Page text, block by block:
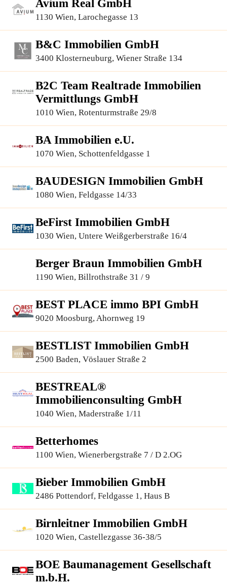
Avium Real GmbH
1130 Wien, Larochegasse 13
B&C Immobilien GmbH
3400 Klosterneuburg, Wiener Straße 134
B2C Team Realtrade Immobilien
Vermittlungs GmbH
1010 Wien, Rotenturmstraße 29/8
BA Immobilien e.U.
1070 Wien, Schottenfeldgasse 1
BAUDESIGN Immobilien GmbH
1080 Wien, Feldgasse 14/33
BeFirst Immobilien GmbH
1030 Wien, Untere Weißgerberstraße 16/4
Berger Braun Immobilien GmbH
1190 Wien, Billrothstraße 31 / 9
BEST PLACE immo BPI GmbH
9020 Moosburg, Ahornweg 19
BESTLIST Immobilien GmbH
2500 Baden, Vöslauer Straße 2
BESTREAL®
Immobilienconsulting GmbH
1040 Wien, Maderstraße 1/11
Betterhomes
1100 Wien, Wienerbergstraße 7 / D 2.OG
Bieber Immobilien GmbH
2486 Pottendorf, Feldgasse 1, Haus B
Birnleitner Immobilien GmbH
1020 Wien, Castellezgasse 36-38/5
BOE Baumanagement Gesellschaft
m.b.H.